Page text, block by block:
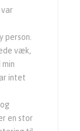
var
person.
væk,
intet
en stor